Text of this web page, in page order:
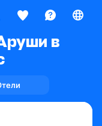
в